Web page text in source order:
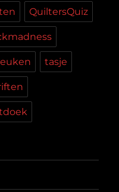
QuiltersQuiz
tasje